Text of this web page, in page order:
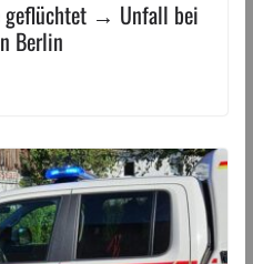
geflüchtet → Unfall bei
Berlin